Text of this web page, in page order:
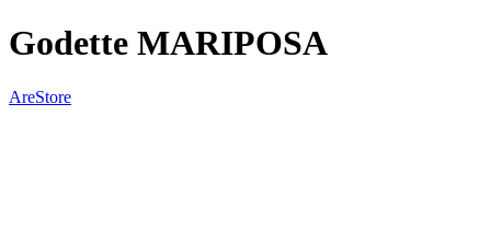
Godette MARIPOSA
AreStore